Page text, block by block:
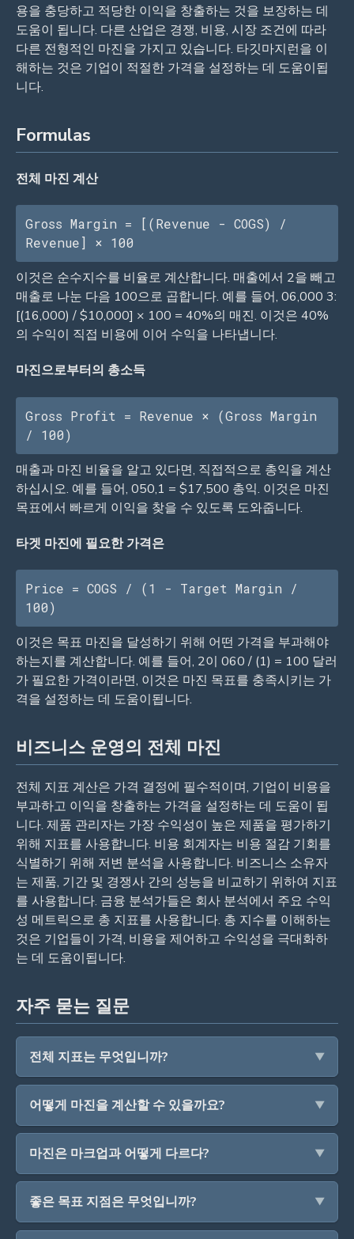
용을 충당하고 적당한 이익을 창출하는 것을 보장하는 데
도움이 됩니다. 다른 산업은 경쟁, 비용, 시장 조건에 따라
다른 전형적인 마진을 가지고 있습니다. 타깃마지런을 이
해하는 것은 기업이 적절한 가격을 설정하는 데 도움이됩
니다.
Formulas
전체 마진 계산
Gross Margin = [(Revenue - COGS) /
Revenue] × 100
이것은 순수지수를 비율로 계산합니다. 매출에서 2을 빼고
매출로 나눈 다음 100으로 곱합니다. 예를 들어, 06,000 3:
[(16,000) / $10,000] × 100 = 40%의 매진. 이것은 40%
의 수익이 직접 비용에 이어 수익을 나타냅니다.
마진으로부터의 총소득
Gross Profit = Revenue × (Gross Margin
/ 100)
매출과 마진 비율을 알고 있다면, 직접적으로 총익을 계산
하십시오. 예를 들어, 050,1 = $17,500 총익. 이것은 마진
목표에서 빠르게 이익을 찾을 수 있도록 도와줍니다.
타겟 마진에 필요한 가격은
Price = COGS / (1 - Target Margin /
100)
이것은 목표 마진을 달성하기 위해 어떤 가격을 부과해야
하는지를 계산합니다. 예를 들어, 2이 060 / (1) = 100 달러
가 필요한 가격이라면, 이것은 마진 목표를 충족시키는 가
격을 설정하는 데 도움이됩니다.
비즈니스 운영의 전체 마진
전체 지표 계산은 가격 결정에 필수적이며, 기업이 비용을
부과하고 이익을 창출하는 가격을 설정하는 데 도움이 됩
니다. 제품 관리자는 가장 수익성이 높은 제품을 평가하기
위해 지표를 사용합니다. 비용 회계자는 비용 절감 기회를
식별하기 위해 저변 분석을 사용합니다. 비즈니스 소유자
는 제품, 기간 및 경쟁사 간의 성능을 비교하기 위하여 지표
를 사용합니다. 금융 분석가들은 회사 분석에서 주요 수익
성 메트릭으로 총 지표를 사용합니다. 총 지수를 이해하는
것은 기업들이 가격, 비용을 제어하고 수익성을 극대화하
는 데 도움이됩니다.
자주 묻는 질문
전체 지표는 무엇입니까?
어떻게 마진을 계산할 수 있을까요?
마진은 마크업과 어떻게 다르다?
좋은 목표 지점은 무엇입니까?